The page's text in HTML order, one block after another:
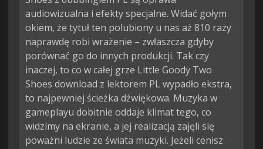
audiowizualna i efekty specjalne. Widać gołym
okiem, że tytuł ten polubiony u nas aż 810 razy
naprawdę robi wrażenie – zwłaszcza gdyby
porównać go do innych produkcji. Tak czy
inaczej, to co w całej grze Little Goody Two
Shoes download z lektorem PL wypadło ekstra,
to najpewniej ścieżka dźwiękowa. Muzyka w
gameplayu dobitnie oddaje klimat tego, co
widzimy na ekranie, a jej realizacją zajęli się
poważni ludzie ze świata muzyki. Jeżeli cenisz